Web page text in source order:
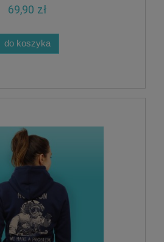
69,90 zł
do koszyka